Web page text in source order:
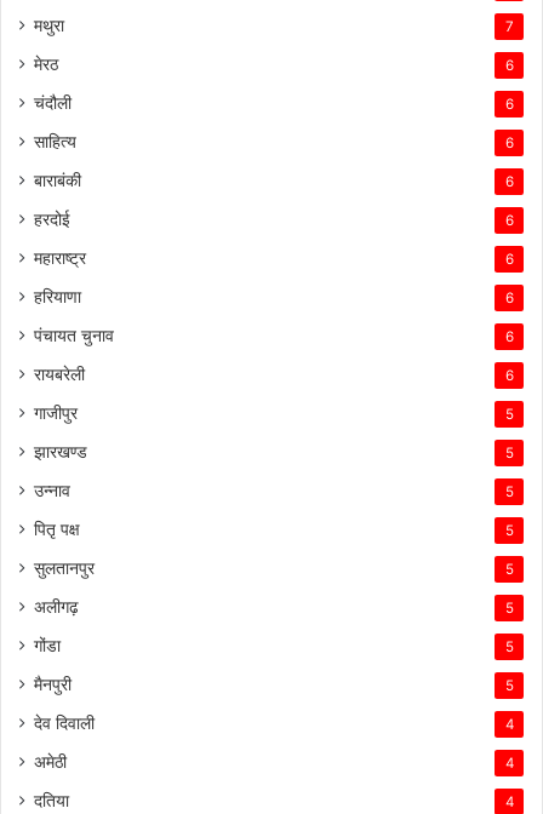
मथुरा 7
मेरठ 6
चंदौली 6
साहित्य 6
बाराबंकी 6
हरदोई 6
महाराष्ट्र 6
हरियाणा 6
पंचायत चुनाव 6
रायबरेली 6
गाजीपुर 5
झारखण्ड 5
उन्नाव 5
पितृ पक्ष 5
सुलतानपुर 5
अलीगढ़ 5
गोंडा 5
मैनपुरी 5
देव दिवाली 4
अमेठी 4
दतिया 4